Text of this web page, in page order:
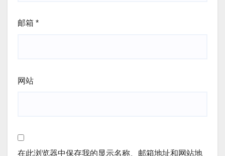
邮箱 *
网站
在此浏览器中保存我的显示名称、邮箱地址和网站地